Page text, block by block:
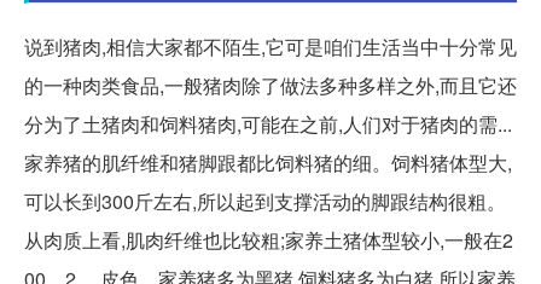
说到猪肉,相信大家都不陌生,它可是咱们生活当中十分常见
的一种肉类食品,一般猪肉除了做法多种多样之外,而且它还
分为了土猪肉和饲料猪肉,可能在之前,人们对于猪肉的需...
家养猪的肌纤维和猪脚跟都比饲料猪的细。饲料猪体型大,
可以长到300斤左右,所以起到支撑活动的脚跟结构很粗。
从肉质上看,肌肉纤维也比较粗;家养土猪体型较小,一般在2